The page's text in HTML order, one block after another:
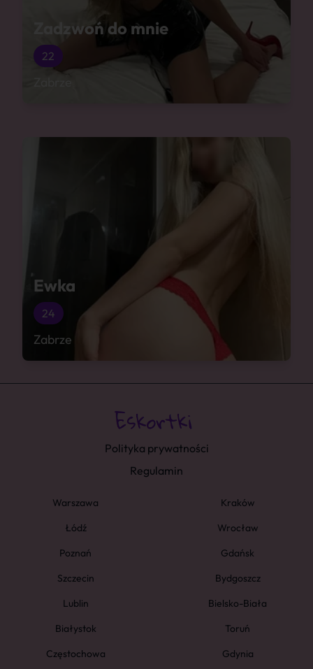
Zadzwoń do mnie
22
Zabrze
Ewka
24
Zabrze
Polityka prywatności
Regulamin
Warszawa
Kraków
Łódź
Wrocław
Poznań
Gdańsk
Szczecin
Bydgoszcz
Lublin
Bielsko-Biała
Białystok
Toruń
Częstochowa
Gdynia